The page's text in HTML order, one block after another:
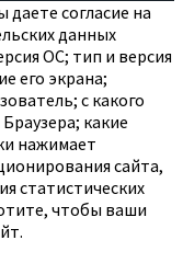
согласие на
данных
ОС; тип и версия
его экрана;
с какого
какие
нажимает
сайта,
статистических
чтобы ваши